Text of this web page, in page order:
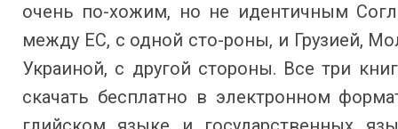
очень по-хожим, но не идентичным
между ЕС, с одной сто-роны, и Грузией,
Украиной, с другой стороны. Все три
скачать бесплатно в электронном